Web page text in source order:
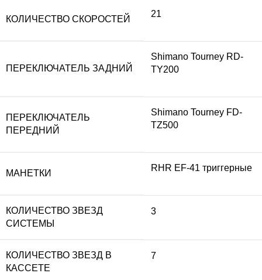
КОЛИЧЕСТВО СКОРОСТЕЙ
21
ПЕРЕКЛЮЧАТЕЛЬ ЗАДНИЙ
Shimano Tourney RD-
TY200
ПЕРЕКЛЮЧАТЕЛЬ
ПЕРЕДНИЙ
Shimano Tourney FD-
TZ500
МАНЕТКИ
RHR EF-41 триггерные
КОЛИЧЕСТВО ЗВЕЗД
СИСТЕМЫ
3
КОЛИЧЕСТВО ЗВЕЗД В
КАССЕТЕ
7